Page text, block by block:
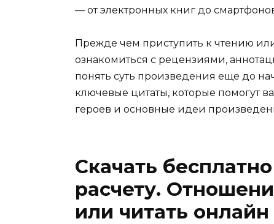
— от электронных книг до
Прежде чем приступить к чтению
ознакомиться с рецензиями,
понять суть произведения еще до
ключевые цитаты, которые помогут
героев и основные идеи
Скачать
расчету.
или читать онлайн